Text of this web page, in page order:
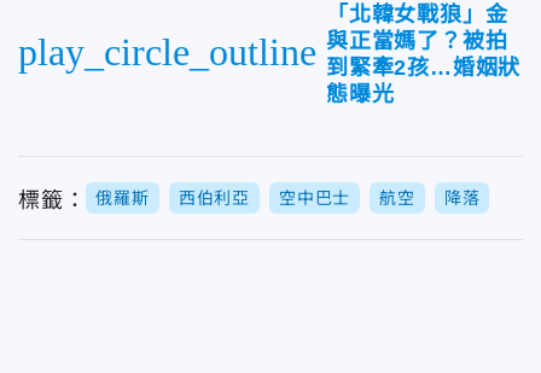
play_circle_outline
「北韓女戰狼」金
與正當媽了？被拍
到緊牽2孩…婚姻狀
態曝光
標籤： 俄羅斯 西伯利亞 空中巴士 航空 降落